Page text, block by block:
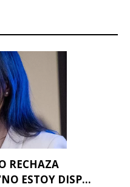
RECHAZA
ESTOY DISP...